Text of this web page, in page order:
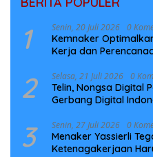
1 Senin, 20 Juli 2026 0
Kemnaker
Kerja dan
2 Selasa, 21 Juli 2026 0
Telin, Nongsa Digital
Gerbang Digital
3 Senin, 27 Juli 2026 0
Menaker Yassierli
Ketenagakerjaan